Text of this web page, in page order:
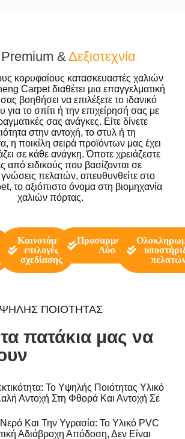
Premium &Δεξιοτεχνία
κορυφαίους κατασκευαστές χαλιών
Carpet διαθέτει μια επαγγελματική
βοηθήσει να επιλέξετε το ιδανικό
για το σπίτι ή την επιχείρησή σας με
σας ανάγκες. Είτε δίνετε
στην αντοχή, το στυλ ή τη
η ποικίλη σειρά προϊόντων μας έχει
σε κάθε ανάγκη. Όποτε χρειάζεστε
από ειδικούς που βασίζονται σε
πελατών, απευθυνθείτε στο
το αξιόπιστο όνομα στη βιομηχανία
χαλιών πόρτας.
Καινοτόμες
επιλογές
σχεδίασης
Προσαρμοσμένες
Λύσεις
ΠΟΙΌΤΗΤΑΣ
τα πατάκια μας να
Το Υψηλής Ποιότητας Υλικό
Αντοχή Στη Φθορά Και Αντοχή Σε
Και Την Υγρασία: Το Υλικό PVC
Αδιάβροχη Απόδοση, Δεν Είναι